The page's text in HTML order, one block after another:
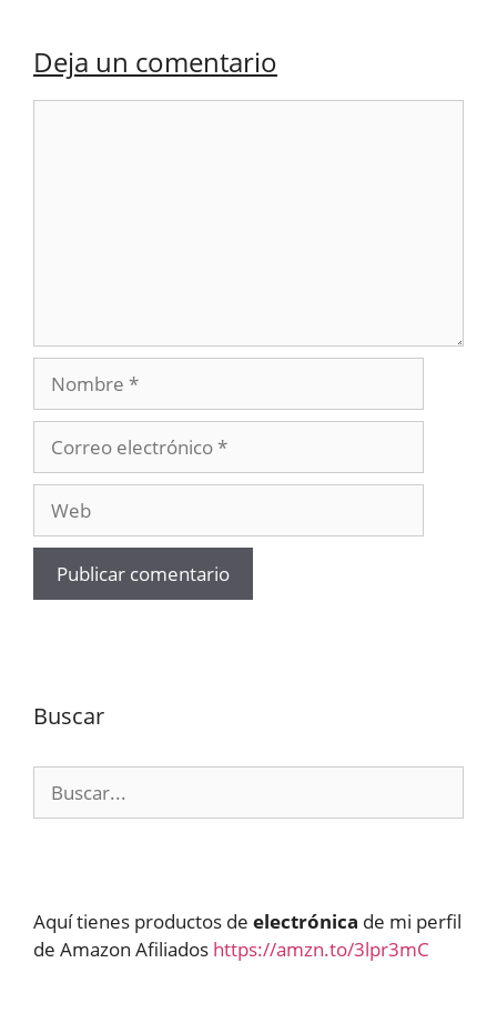
Deja un comentario
Nombre
electrónico
Buscar
Aquí tienes productos de electrónica de mi perfil
de Amazon Afiliados https://amzn.to/3lpr3mC